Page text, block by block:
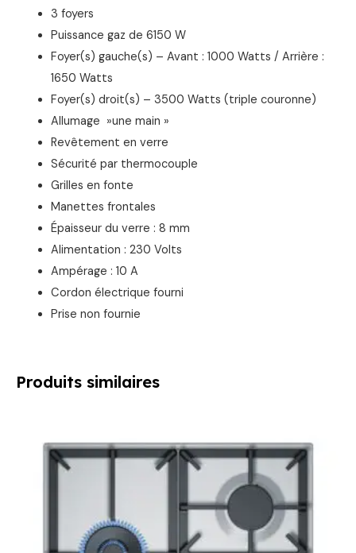
3 foyers
Puissance gaz de 6150 W
Foyer(s) gauche(s) – Avant : 1000 Watts / Arrière :
1650 Watts
Foyer(s) droit(s) – 3500 Watts (triple couronne)
Allumage »une main »
Revêtement en verre
Sécurité par thermocouple
Grilles en fonte
Manettes frontales
Épaisseur du verre : 8 mm
Alimentation : 230 Volts
Ampérage : 10 A
Cordon électrique fourni
Prise non fournie
Produits similaires
initial
actuel
est :